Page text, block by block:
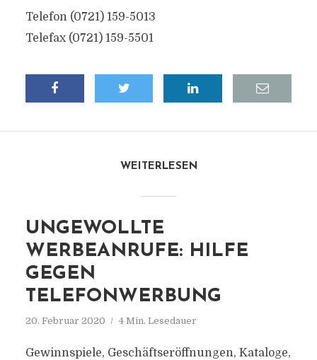
Telefon (0721) 159-5013
Telefax (0721) 159-5501
WEITERLESEN
UNGEWOLLTE
WERBEANRUFE: HILFE
GEGEN
TELEFONWERBUNG
20. Februar 2020 4 Min. Lesedauer
Gewinnspiele, Geschäftseröffnungen, Kataloge,